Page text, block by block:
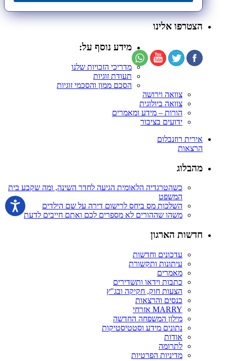
הצטרפו אלינו
מידע נוסף על:
מדריכי הזכויות שלנו
תעודת זוגיות
הסכם ממון והסכמי זוגיות
צוואה וירושה
צוואה ביולוגית
הורות – מידע ומאמרים
ידועים בציבור
אירית רוזנבלום
הרצאות
מהבלוג
כשהטרגדיה הלאומית הגיעה לחדר השינה, ומה שקבע בית
המשפט
השלכות מס ביחס לרישום דירה על שם הילדים
משהו שההורים לא מספרים לכם ואתם חייבים לדעת
חדשות הארגון
עדכונים וחדשות
עיתונות ותקשורת
מאמרים
כתבות וידאו ותשדירים
הצעות חוק, חקיקה ובג"ץ
כנסים והרצאות
MARRY אזרחי
מילון המשפחה החדשה
נתונים מידע וסטטיסטיקות
אודות
לתרומה
מדיניות הפרטיות